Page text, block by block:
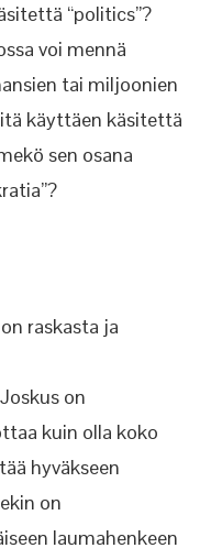
“politics”?
voi mennä
tai miljoonien
käyttäen käsitettä
sen osana
raskasta ja
on
kuin olla koko
hyväkseen
on
laumahenkeen